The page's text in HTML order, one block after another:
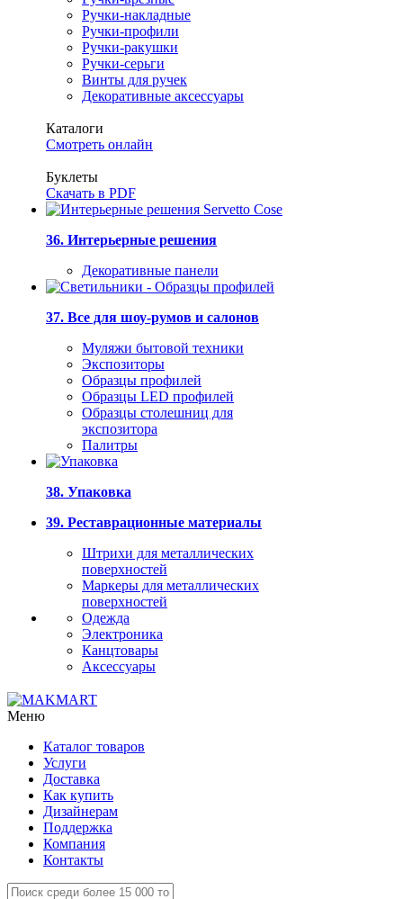
Ручки-накладные
Ручки-профили
Ручки-ракушки
Ручки-серьги
Винты для ручек
Декоративные аксессуары
Каталоги
Смотреть онлайн
Буклеты
Скачать в PDF
36. Интерьерные решения
Декоративные панели
37. Все для шоу-румов и салонов
Муляжи бытовой техники
Экспозиторы
Образцы профилей
Образцы LED профилей
Образцы столешниц для
экспозитора
Палитры
38. Упаковка
39. Реставрационные материалы
Штрихи для металлических
поверхностей
Маркеры для металлических
поверхностей
Одежда
Электроника
Канцтовары
Аксессуары
Меню
Каталог товаров
Услуги
Доставка
Как купить
Дизайнерам
Поддержка
Компания
Контакты